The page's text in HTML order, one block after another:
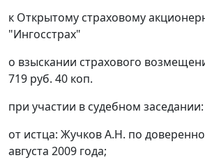
к Открытому страховому
"Ингосстрах"
о взыскании страхового
719 руб. 40 коп.
при участии в судебном заседании:
от истца: Жучков А.Н. по
августа 2009 года;